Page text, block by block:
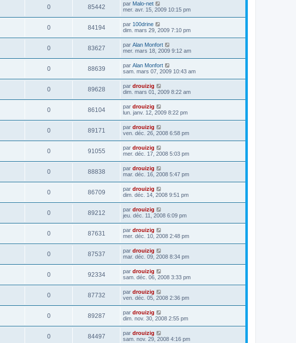
0 85442 par Malo-net
mer. avr. 15, 2009 10:15 pm
0 84194 par 100drine
dim. mars 29, 2009 7:10 pm
0 83627 par Alan Monfort
mer. mars 18, 2009 9:12 am
0 88639 par Alan Monfort
sam. mars 07, 2009 10:43 am
0 89628 par drouizig
dim. mars 01, 2009 8:22 am
0 86104 par drouizig
lun. janv. 12, 2009 8:22 pm
0 89171 par drouizig
ven. déc. 26, 2008 6:58 pm
0 91055 par drouizig
mer. déc. 17, 2008 5:03 pm
0 88838 par drouizig
mar. déc. 16, 2008 5:47 pm
0 86709 par drouizig
dim. déc. 14, 2008 9:51 pm
0 89212 par drouizig
jeu. déc. 11, 2008 6:09 pm
0 87631 par drouizig
mer. déc. 10, 2008 2:48 pm
0 87537 par drouizig
mar. déc. 09, 2008 8:34 pm
0 92334 par drouizig
sam. déc. 06, 2008 3:33 pm
0 87732 par drouizig
ven. déc. 05, 2008 2:36 pm
0 89287 par drouizig
dim. nov. 30, 2008 2:55 pm
0 84497 par drouizig
sam. nov. 29, 2008 4:16 pm